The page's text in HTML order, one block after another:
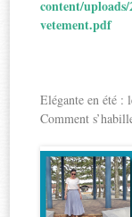
content/
vetement.pdf
Elégante en été :
Comment